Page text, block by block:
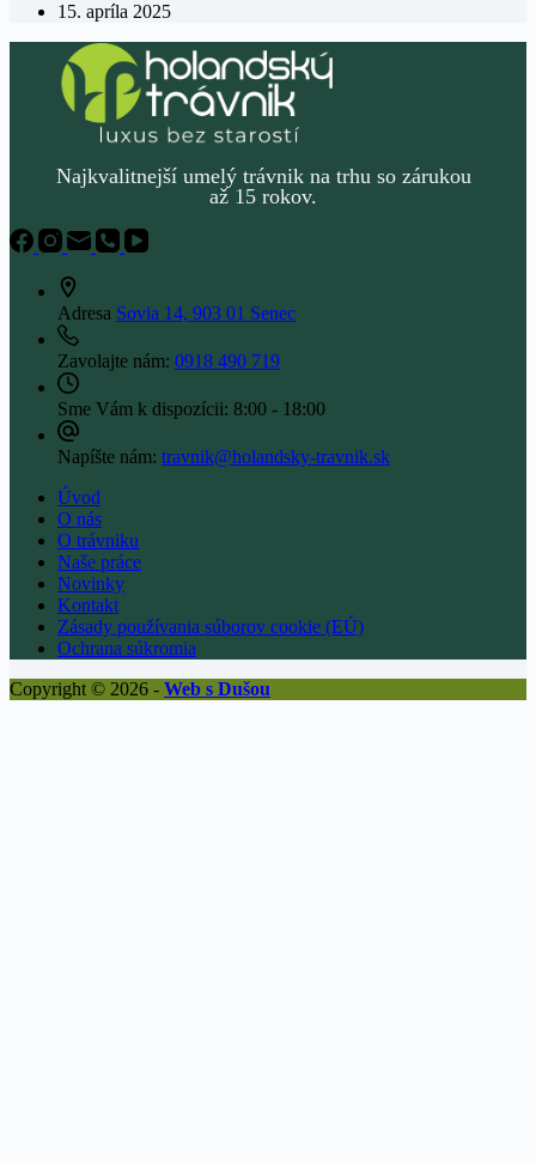
15. apríla 2025
Najkvalitnejší umelý trávnik na trhu so zárukou
až 15 rokov.
Adresa Sovia 14, 903 01 Senec
Zavolajte nám: 0918 490 719
Sme Vám k dispozícii: 8:00 - 18:00
Napíšte nám: travnik@holandsky-travnik.sk
Úvod
O nás
O trávniku
Naše práce
Novinky
Kontakt
Zásady používania súborov cookie (EÚ)
Ochrana súkromia
Copyright © 2026 - Web s Dušou